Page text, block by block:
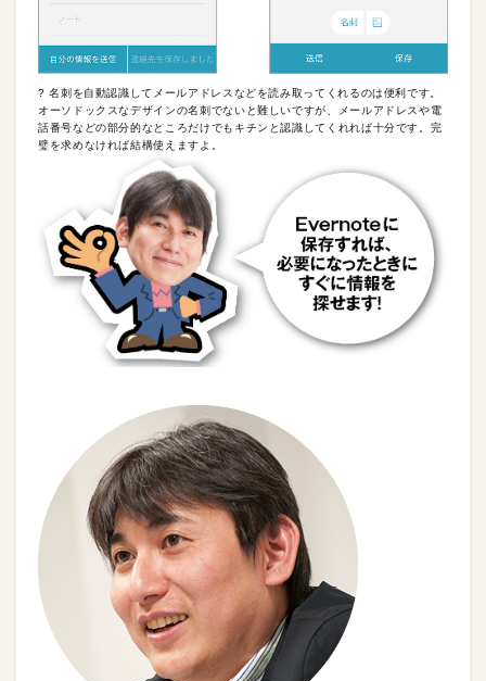
? 名刺を自動認識してメールアドレスなどを読み取ってくれるのは便利です。
オーソドックスなデザインの名刺でないと難しいですが、メールアドレスや電
話番号などの部分的なところだけでもキチンと認識してくれれば十分です。完
璧を求めなければ結構使えますよ。